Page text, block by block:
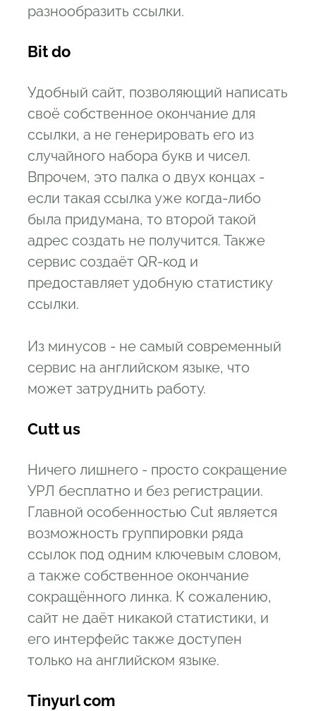
разнообразить ссылки.
Bit do
Удобный сайт, позволяющий написать
своё собственное окончание для
ссылки, а не генерировать его из
случайного набора букв и чисел.
Впрочем, это палка о двух концах -
если такая ссылка уже когда-либо
была придумана, то второй такой
адрес создать не получится. Также
сервис создаёт QR-код и
предоставляет удобную статистику
ссылки.
Из минусов - не самый современный
сервис на английском языке, что
может затруднить работу.
Cutt us
Ничего лишнего - просто сокращение
УРЛ бесплатно и без регистрации.
Главной особенностью Cut является
возможность группировки ряда
ссылок под одним ключевым словом,
а также собственное окончание
сокращённого линка. К сожалению,
сайт не даёт никакой статистики, и
его интерфейс также доступен
только на английском языке.
Tinyurl com